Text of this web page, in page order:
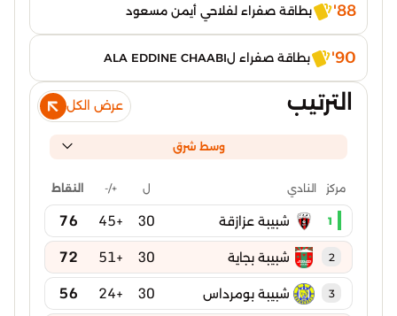
88' بطاقة صفراء لفلاحي أيمن مسعود
90' بطاقة صفراء لALA EDDINE CHAABI
الترتيب عرض الكل
وسط شرق
مركز النادي ل +/- النقاط
1 شبيبة عزازقة 30
+45
76
2 شبيبة بجاية 30
+51
72
3 شبيبة بومرداس 30
+24
56